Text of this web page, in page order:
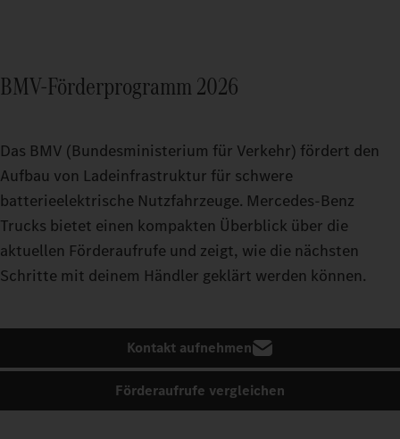
BMV-Förderprogramm 2026
Das BMV (Bundesministerium für Verkehr) fördert den
Aufbau von Ladeinfrastruktur für schwere
batterieelektrische Nutzfahrzeuge. Mercedes‑Benz
Trucks bietet einen kompakten Überblick über die
aktuellen Förderaufrufe und zeigt, wie die nächsten
Schritte mit deinem Händler geklärt werden können.
Kontakt aufnehmen
Förderaufrufe vergleichen